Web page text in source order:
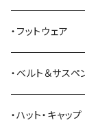
American
ANDERSON
Bass Pro Shops
セーター
スウェットシャツ
カーディガン
オーバーオール
ミリタリーパンツ
ツナギ
ジャケット
ベスト
トートバッグ
ショルダーバッグ
リュック・バックパ
・フットウェア
ブーツ
スニーカー
・ベルト＆サスペ
・ハット・キャップ